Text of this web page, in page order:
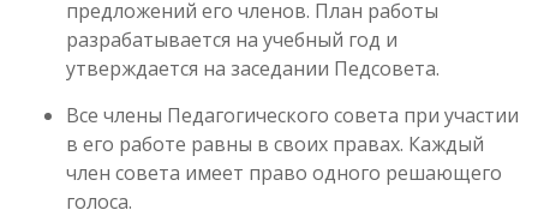
предложений его членов. План работы
разрабатывается на учебный год и
утверждается на заседании Педсовета.
Все члены Педагогического совета при участии
в его работе равны в своих правах. Каждый
член совета имеет право одного решающего
голоса.